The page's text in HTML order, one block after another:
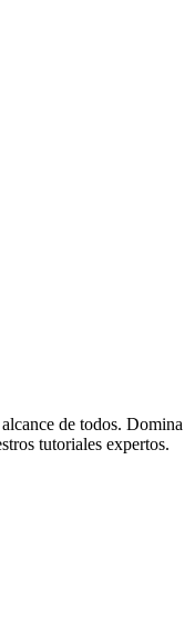
de todos. Domina
tutoriales expertos.